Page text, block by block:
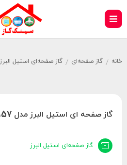
خانه / گاز صفحه‌ای / گاز صفحه‌ای استیل البرز
گاز صفحه ای استیل البرز مدل S 5957
گاز صفحه‌ای استیل البرز